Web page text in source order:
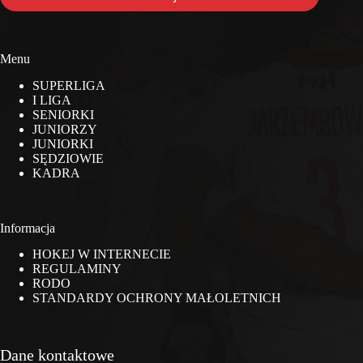
Menu
SUPERLIGA
I LIGA
SENIORKI
JUNIORZY
JUNIORKI
SĘDZIOWIE
KADRA
Informacja
HOKEJ W INTERNECIE
REGULAMINY
RODO
STANDARDY OCHRONY MAŁOLETNICH
Dane kontaktowe